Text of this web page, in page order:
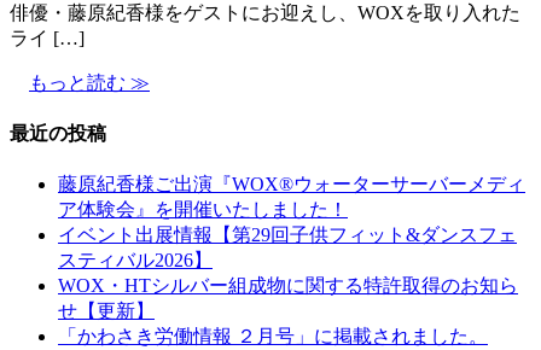
俳優・藤原紀香様をゲストにお迎えし、WOXを取り入れた
ライ […]
もっと読む ≫
最近の投稿
藤原紀香様ご出演『WOX®ウォーターサーバーメディ
ア体験会』を開催いたしました！
イベント出展情報【第29回子供フィット&ダンスフェ
スティバル2026】
WOX・HTシルバー組成物に関する特許取得のお知ら
せ【更新】
「かわさき労働情報 ２月号」に掲載されました。